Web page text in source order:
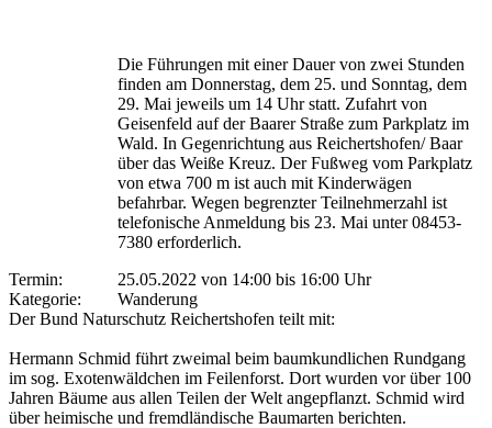
Die Führungen mit einer Dauer von zwei Stunden
finden am Donnerstag, dem 25. und Sonntag, dem
29. Mai jeweils um 14 Uhr statt. Zufahrt von
Geisenfeld auf der Baarer Straße zum Parkplatz im
Wald. In Gegenrichtung aus Reichertshofen/ Baar
über das Weiße Kreuz. Der Fußweg vom Parkplatz
von etwa 700 m ist auch mit Kinderwägen
befahrbar. Wegen begrenzter Teilnehmerzahl ist
telefonische Anmeldung bis 23. Mai unter 08453-
7380 erforderlich.
Termin:
25.05.2022 von 14:00 bis 16:00 Uhr
Kategorie:
Wanderung
Der Bund Naturschutz Reichertshofen teilt mit:
Hermann Schmid führt zweimal beim baumkundlichen Rundgang
im sog. Exotenwäldchen im Feilenforst. Dort wurden vor über 100
Jahren Bäume aus allen Teilen der Welt angepflanzt. Schmid wird
über heimische und fremdländische Baumarten berichten.